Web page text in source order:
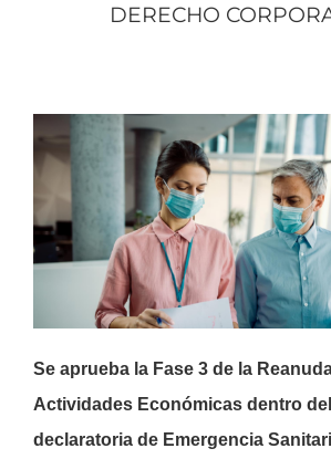
DERECHO
Se aprueba la Fase 3 de la
Actividades Económicas dentro
declaratoria de Emergencia